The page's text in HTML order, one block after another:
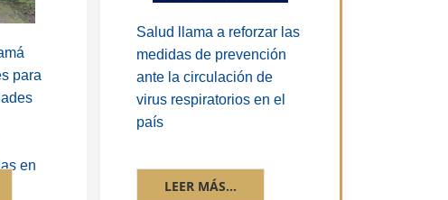
para
en
Salud llama a reforzar las
medidas de prevención
ante la circulación de
virus respiratorios en el
país
LEER MÁS...